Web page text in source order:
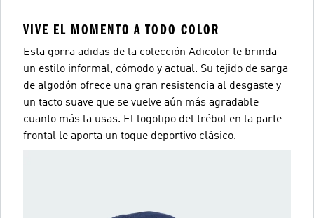
VIVE EL MOMENTO A TODO COLOR
Esta gorra adidas de la colección Adicolor te brinda
un estilo informal, cómodo y actual. Su tejido de sarga
de algodón ofrece una gran resistencia al desgaste y
un tacto suave que se vuelve aún más agradable
cuanto más la usas. El logotipo del trébol en la parte
frontal le aporta un toque deportivo clásico.